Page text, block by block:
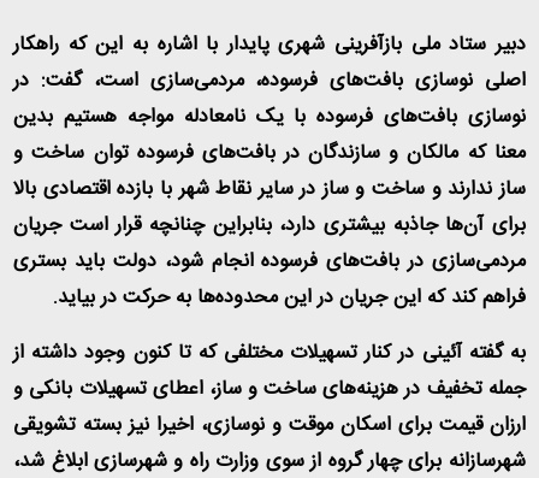
دبیر ستاد ملی بازآفرینی شهری پایدار با اشاره به این که راهکار
اصلی نوسازی بافت‌های فرسوده، مردمی‌سازی است، گفت: در
نوسازی بافت‌های فرسوده با یک نامعادله مواجه هستیم بدین
معنا که مالکان و سازندگان در بافت‌های فرسوده توان ساخت و
ساز ندارند و ساخت و ساز در سایر نقاط شهر با بازده اقتصادی بالا
برای آن‌ها جاذبه بیشتری دارد، بنابراین چنانچه قرار است جریان
مردمی‌سازی در بافت‌های فرسوده انجام شود، دولت باید بستری
فراهم کند که این جریان در این محدوده‌ها به حرکت در بیاید.
به گفته آئینی در کنار تسهیلات مختلفی که تا کنون وجود داشته از
جمله تخفیف در هزینه‌های ساخت و ساز، اعطای تسهیلات بانکی و
ارزان قیمت برای اسکان موقت و نوسازی، اخیرا نیز بسته تشویقی
شهرسازانه برای چهار گروه از سوی وزارت راه و شهرسازی ابلاغ شد،